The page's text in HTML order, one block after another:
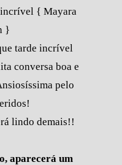
incrível { Mayara
}
tarde incrível
conversa boa e
pelo
lindo demais!!
aparecerá um